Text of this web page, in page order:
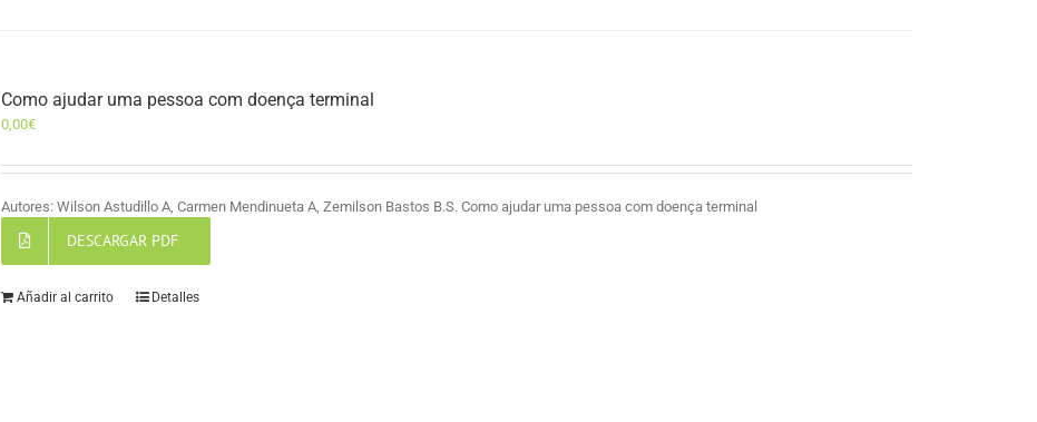
Como ajudar uma pessoa com doença terminal
0,00€
Autores: Wilson Astudillo A, Carmen Mendinueta A, Zemilson Bastos B.S. Como ajudar uma pessoa com doença terminal
DESCARGAR PDF
Añadir al carrito Detalles